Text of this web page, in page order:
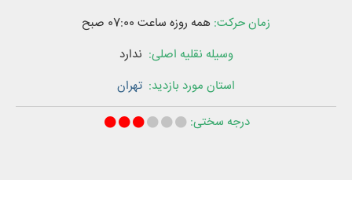
زمان حرکت: همه روزه ساعت 07:00 صبح
وسیله نقلیه اصلی: ندارد
استان‌ مورد بازدید: تهران
درجه سختی: